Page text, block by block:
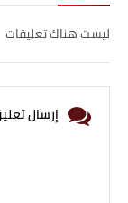
ليست هناك تعليقات
إرسال